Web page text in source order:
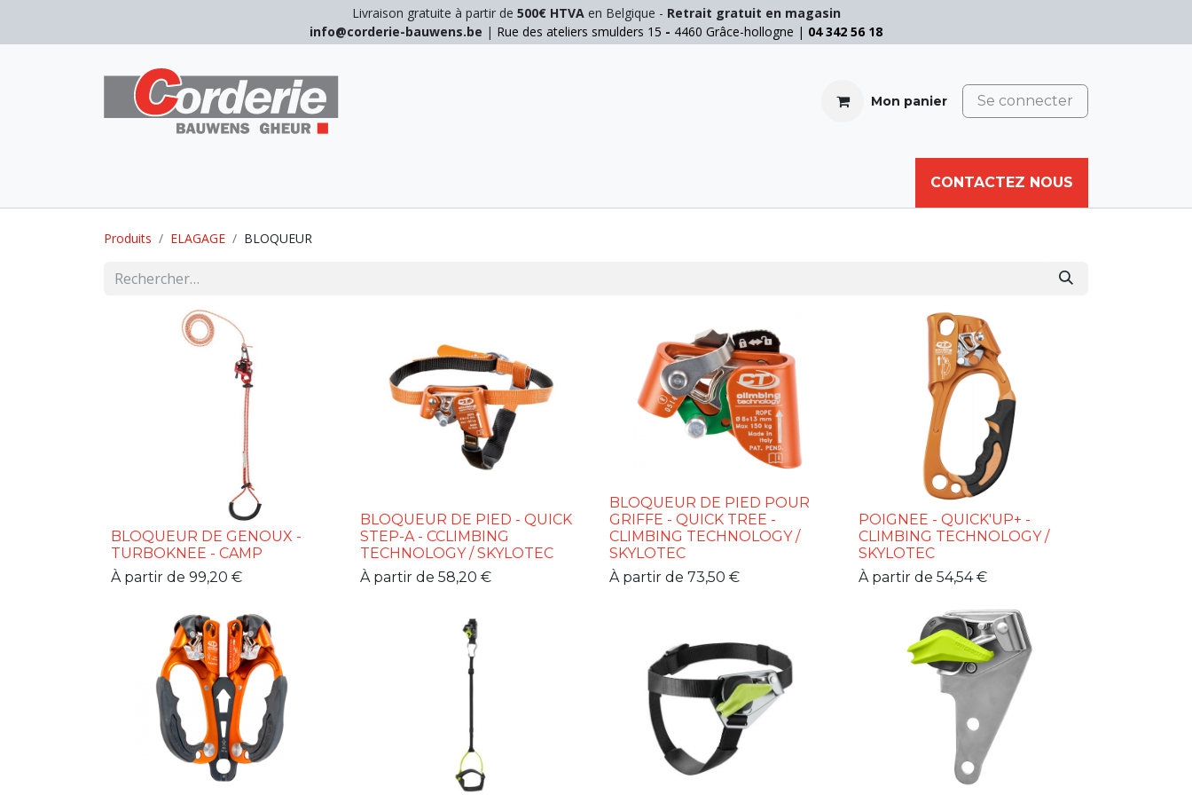
Livraison gratuite à partir de 500€ HTVAen Belgique - Retrait gratuit en magasin
info@corderie-bauwens.be | Rue des ateliers smulders 15 - 4460 Grâce-hollogne | 04 342 56 18
Mon panier Se connecter
CORDE AUTRES
CONTACTEZ NOUS
Produits ELAGAGE BLOQUEUR
BLOQUEUR DE GENOUX -
TURBOKNEE - CAMP
À partir de 99,20 €
BLOQUEUR DE PIED - QUICK
STEP-A - CCLIMBING
TECHNOLOGY / SKYLOTEC
À partir de 58,20 €
BLOQUEUR DE PIED POUR
GRIFFE - QUICK TREE -
CLIMBING TECHNOLOGY /
SKYLOTEC
À partir de 73,50 €
POIGNEE - QUICK'UP+ -
CLIMBING TECHNOLOGY /
SKYLOTEC
À partir de 54,54€